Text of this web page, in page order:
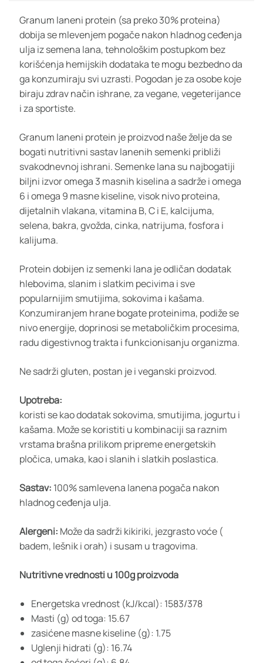
Granum laneni protein (sa preko 30% proteina)
dobija se mlevenjem pogače nakon hladnog ceđenja
ulja iz semena lana, tehnološkim postupkom bez
korišćenja hemijskih dodataka te mogu bezbedno da
ga konzumiraju svi uzrasti. Pogodan je za osobe koje
biraju zdrav način ishrane, za vegane, vegeterijance
i za sportiste.
Granum laneni protein je proizvod naše želje da se
bogati nutritivni sastav lanenih semenki približi
svakodnevnoj ishrani. Semenke lana su najbogatiji
biljni izvor omega 3 masnih kiselina a sadrže i omega
6 i omega 9 masne kiseline, visok nivo proteina,
dijetalnih vlakana, vitamina B, C i E, kalcijuma,
selena, bakra, gvožda, cinka, natrijuma, fosfora i
kalijuma.
Protein dobijen iz semenki lana je odličan dodatak
hlebovima, slanim i slatkim pecivima i sve
popularnijim smutijima, sokovima i kašama.
Konzumiranjem hrane bogate proteinima, podiže se
nivo energije, doprinosi se metaboličkim procesima,
radu digestivnog trakta i funkcionisanju organizma.
Ne sadrži gluten, postan je i veganski proizvod.
Upotreba:
koristi se kao dodatak sokovima, smutijima, jogurtu i
kašama. Može se koristiti u kombinaciji sa raznim
vrstama brašna prilikom pripreme energetskih
pločica, umaka, kao i slanih i slatkih poslastica.
Sastav: 100% samlevena lanena pogača nakon
hladnog ceđenja ulja.
Alergeni: Može da sadrži kikiriki, jezgrasto voće (
badem, lešnik i orah) i susam u tragovima.
Nutritivne vrednosti u 100g proizvoda
Energetska vrednost (kJ/kcal): 1583/378
Masti (g) od toga: 15.67
zasićene masne kiseline (g): 1.75
Uglenji hidrati (g): 16.74